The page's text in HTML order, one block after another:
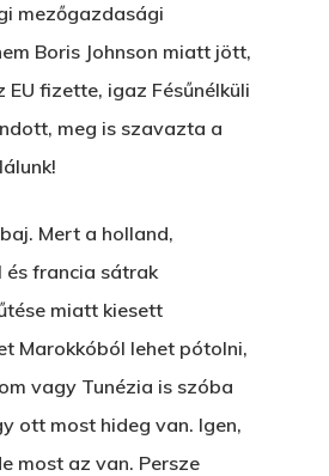
mezőgazdasági
Boris Johnson miatt jött,
EU fizette, igaz Fésűnélküli
meg is szavazta a
Mert a holland,
és francia sátrak
miatt kiesett
Marokkóból lehet pótolni,
vagy Tunézia is szóba
ott most hideg van. Igen,
most az van. Persze